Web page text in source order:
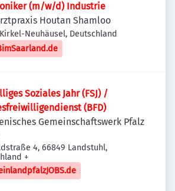
(m/w/d) Industrie
Houtan Shamloo
Neuhäusel, Deutschland
Soziales Jahr (FSJ) /
(BFD)
Gemeinschaftswerk Pfalz
4, 66849 Landstuhl,
+